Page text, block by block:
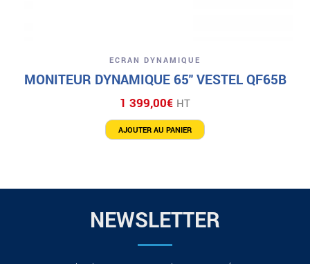
ECRAN DYNAMIQUE
MONITEUR DYNAMIQUE 65″ VESTEL QF65B
1 399,00€ HT
AJOUTER AU PANIER
NEWSLETTER